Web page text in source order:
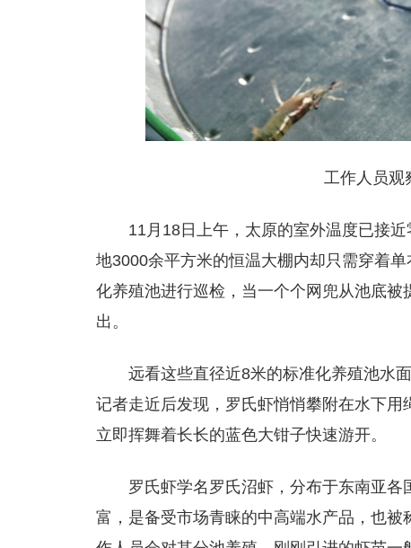
工作人员观
11月18日上午，太原的室外温度已接
地3000余平方米的恒温大棚内却只需穿着
化养殖池进行巡检，当一个个网兜从池底
出。
远看这些直径近8米的标准化养殖池水
记者走近后发现，罗氏虾悄悄攀附在水下
立即挥舞着长长的蓝色大钳子快速游开。
罗氏虾学名罗氏沼虾，分布于东南亚
富，是备受市场青睐的中高端水产品，也被